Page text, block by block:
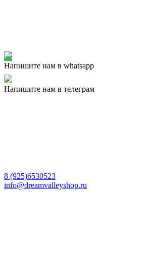
Напишите нам в whatsapp
Напишите нам в телеграм
8 (925)6530523
info@dreamvalleyshop.ru